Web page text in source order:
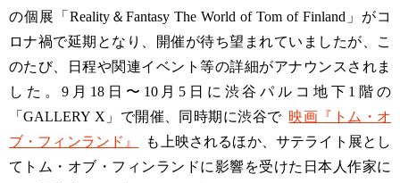
の個展「Reality＆Fantasy The World of Tom of Finland」がコ
ロナ禍で延期となり、開催が待ち望まれていましたが、こ
のたび、日程や関連イベント等の詳細がアナウンスされま
した。9月18日〜10月5日に渋谷パルコ地下1階の
「GALLERY X」で開催、同時期に渋谷で 映画『トム・オ
ブ・フィンランド』
も上映されるほか、サテライト展とし
てトム・オブ・フィンランドに影響を受けた日本人作家に